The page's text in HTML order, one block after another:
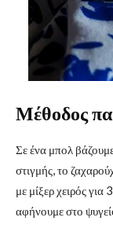
Μέθοδος
Σε ένα μπολ
στιγμής, το
με μίξερ χειρός
αφήνουμε στο